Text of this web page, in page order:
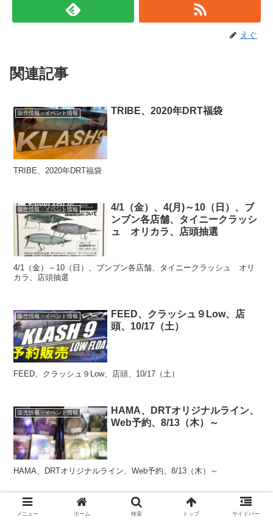
えぐ
関連記事
販売情報・イベント情報 TRIBE、2020年DRT福袋
TRIBE、2020年DRT福袋
販売情報・イベント情報
4/1（金）、4(月)～10（日）、ブ
ンブン各店舗、タイニークラッシ
ュ オリカラ、店頭抽選
4/1（金）～10（日）、ブンブン各店舗、タイニークラッシュ オリ
カラ、店頭抽選
販売情報・イベント情報
FEED、クラッシュ９Low、店
頭、10/17（土）
FEED、クラッシュ９Low、店頭、10/17（土）
販売情報・イベント情報
HAMA、DRTオリジナルライン、
Web予約、8/13（木）～
HAMA、DRTオリジナルライン、Web予約、8/13（木）～
Villagedoor、klash GHOST、店
頭抽選、7/31（金）～8/2（日）
メニュー ホーム 検索 トップ サイドバー